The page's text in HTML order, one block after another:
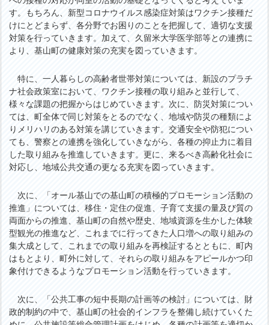
す。もちろん、新型コロナウイルス感染症対策はワクチン接種だ
けにとどまらず、各分野でお困りのことを把握して、適切な支援
対策を行っていきます。加えて、久留米大学医学部等との連携に
より、基山町の健康対策の充実を図っていきます。
特に、一人暮らしの高齢者世帯対策については、新設のプラチ
ナ社会政策室において、ワクチン接種の取り組みと並行して、
様々な課題の把握からはじめていきます。次に、防災対策につい
ては、町全体で同じ対策をとるのでなく、地域や防災の種類によ
りメリハリのある対策を講じていきます。交通安全や防犯につい
ても、警察との連携を強化していきながら、各種の抑止力に着目
した取り組みを推進していきます。更に、来るべき高齢化社会に
対応し、地域公共交通の更なる充実を図っていきます。
次に、「オール基山での基山町の積極的プロモーション活動の
推進」については、移住・定住の促進、子育て支援の量及び質の
両面からの推進、基山町の自然や歴史、地域資源を生かした体験
型観光の推進など、これまでに行ってきた人口増への取り組みの
集大成として、これまでの取り組みを再検証するとともに、町内
はもとより、町外に対して、それらの取り組みをアピールかつ印
象付けできるようなプロモーション活動を行っていきます。
次に、「公共工事の短中長期の計画等の検討」については、財
政的制約の中で、基山町の社会的インフラを整備し続けていくた